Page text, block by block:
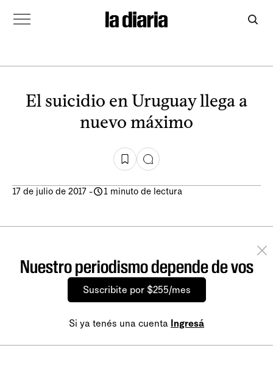
El suicidio en Uruguay llega a
nuevo máximo
17 de julio de 2017 - 1 minuto de lectura
Nuestro periodismo depende de vos
Suscribite por $255/mes
Si ya tenés una cuenta Ingresá